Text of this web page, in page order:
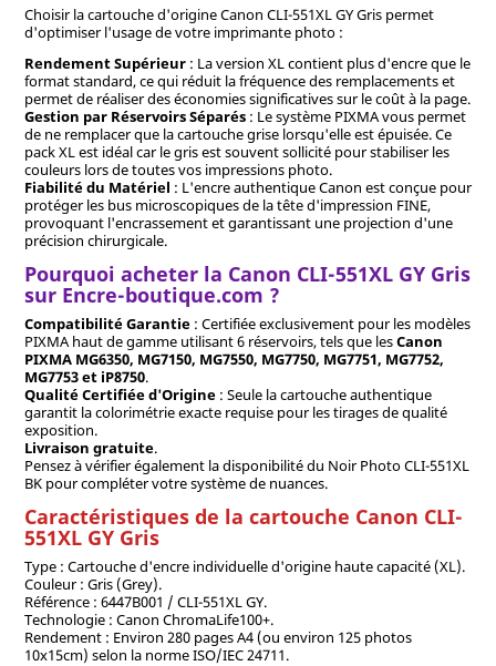
Choisir la cartouche d'origine Canon CLI-551XL GY Gris permet
d'optimiser l'usage de votre imprimante photo :
Rendement Supérieur: La version XL contient plus d'encre que le
format standard, ce qui réduit la fréquence des remplacements et
permet de réaliser des économies significatives sur le coût à la page.
Gestion par Réservoirs Séparés: Le système PIXMA vous permet
de ne remplacer que la cartouche grise lorsqu'elle est épuisée. Ce
pack XL est idéal car le gris est souvent sollicité pour stabiliser les
couleurs lors de toutes vos impressions photo.
Fiabilité du Matériel : L'encre authentique Canon est conçue pour
protéger les bus microscopiques de la tête d'impression FINE,
provoquant l'encrassement et garantissant une projection d'une
précision chirurgicale.
Pourquoi acheter la Canon CLI-551XL GY Gris
sur Encre-boutique.com ?
Compatibilité Garantie: Certifiée exclusivement pour les modèles
PIXMA haut de gamme utilisant 6 réservoirs, tels que lesCanon
PIXMA MG6350, MG7150, MG7550, MG7750, MG7751, MG7752,
MG7753 et iP8750.
Qualité Certifiée d'Origine: Seule la cartouche authentique
garantit la colorimétrie exacte requise pour les tirages de qualité
exposition.
Livraison gratuite.
Pensez à vérifier également la disponibilité du Noir Photo CLI-551XL
BK pour compléter votre système de nuances.
Caractéristiques de la cartouche Canon CLI-
551XL GY Gris
Type : Cartouche d'encre individuelle d'origine haute capacité (XL).
Couleur : Gris (Grey).
Référence : 6447B001 / CLI-551XL GY.
Technologie : Canon ChromaLife100+.
Rendement : Environ 280 pages A4 (ou environ 125 photos
10x15cm) selon la norme ISO/IEC 24711.